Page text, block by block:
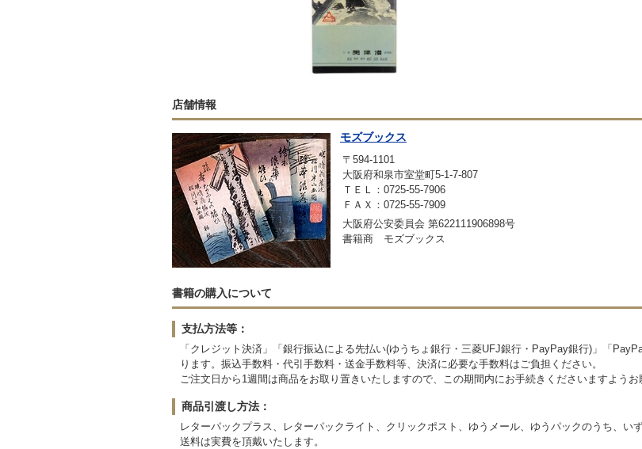
店舗情報
モズブックス
〒594-1101
大阪府和泉市室堂町5-1-7-807
ＴＥＬ：0725-55-7906
ＦＡＸ：0725-55-7909
大阪府公安委員会 第622111906898号
書籍商 モズブックス
書籍の購入について
支払方法等：
「クレジット決済」「銀行振込による先払い(ゆうちょ銀行・三菱UFJ銀行・PayPay銀行)」「
ります。振込手数料・代引手数料・送金手数料等、決済に必要な手数料はご負担ください。
ご注文日から1週間は商品をお取り置きいたしますので、この期間内にお手続きくださいますようお
商品引渡し方法：
レターパックプラス、レターパックライト、クリックポスト、ゆうメール、ゆうパックのうち、い
送料は実費を頂戴いたします。